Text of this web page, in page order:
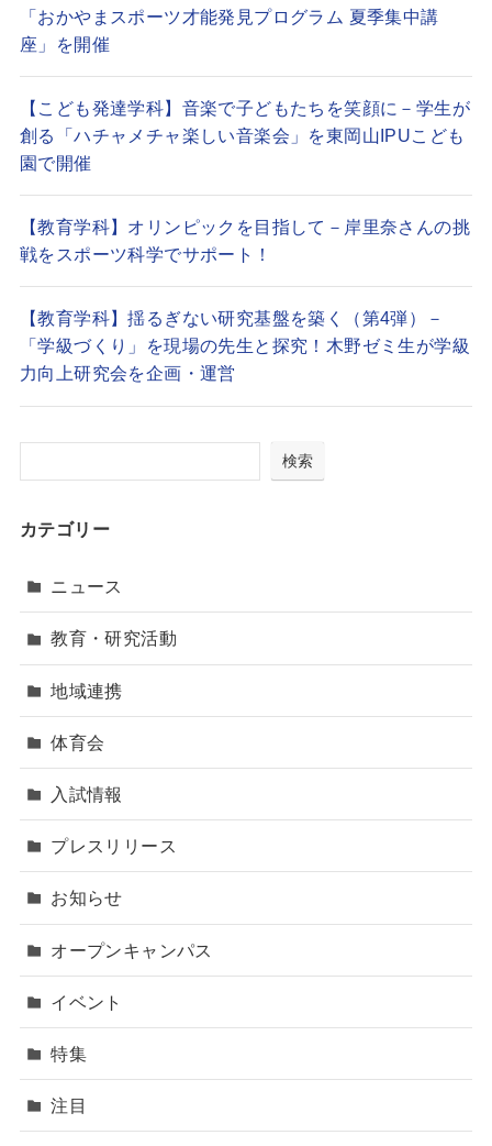
「おかやまスポーツ才能発見プログラム 夏季集中講
座」を開催
【こども発達学科】音楽で子どもたちを笑顔に－学生が
創る「ハチャメチャ楽しい音楽会」を東岡山IPUこども
園で開催
【教育学科】オリンピックを目指して－岸里奈さんの挑
戦をスポーツ科学でサポート！
【教育学科】揺るぎない研究基盤を築く（第4弾）－
「学級づくり」を現場の先生と探究！木野ゼミ生が学級
力向上研究会を企画・運営
検索
カテゴリー
ニュース
教育・研究活動
地域連携
体育会
入試情報
プレスリリース
お知らせ
オープンキャンパス
イベント
特集
注目